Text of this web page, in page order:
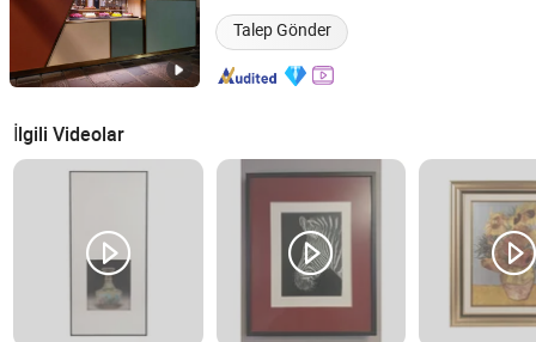
Talep Gönder
İlgili Videolar